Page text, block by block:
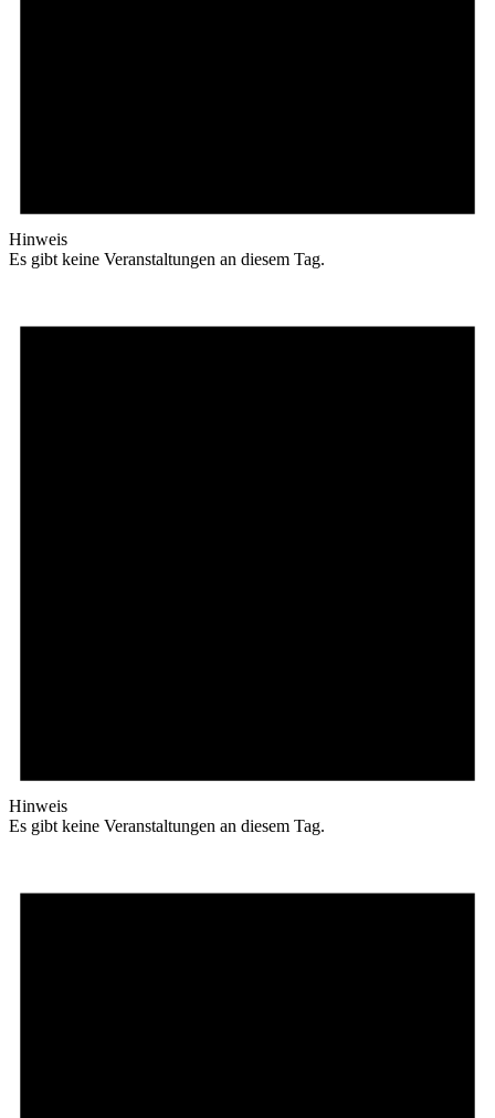
Hinweis
Es gibt keine Veranstaltungen an diesem Tag.
Hinweis
Es gibt keine Veranstaltungen an diesem Tag.